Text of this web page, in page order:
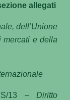
allegati
dell’Unione
mercati e della
13 –Diritto